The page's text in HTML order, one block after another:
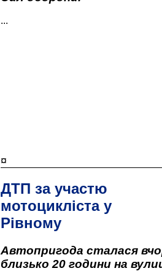
...
¤
ДТП за участю
мотоцикліста у
Рівному
Автопригода сталася
близько 20 години на